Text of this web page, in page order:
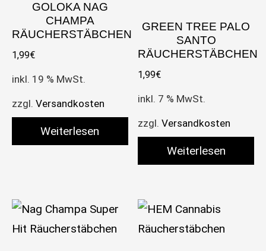
GOLOKA NAG
CHAMPA
RÄUCHERSTÄBCHEN
1,99€
inkl. 19 % MwSt.
zzgl. Versandkosten
Weiterlesen
GREEN TREE PALO
SANTO
RÄUCHERSTÄBCHEN
1,99€
inkl. 7 % MwSt.
zzgl.Versandkosten
Weiterlesen